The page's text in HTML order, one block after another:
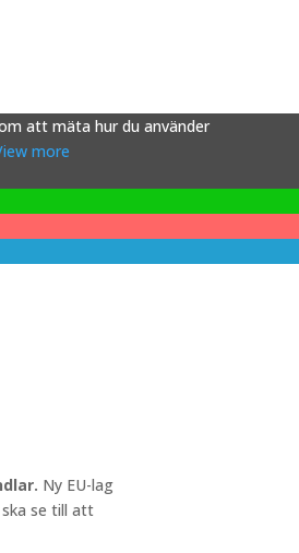
att mäta hur du använder
more
Ny EU-lag
se till att